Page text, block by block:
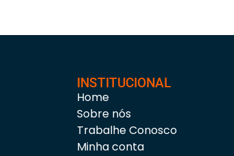
INSTITUCIONAL
Home
Sobre nós
Trabalhe Conosco
Minha conta